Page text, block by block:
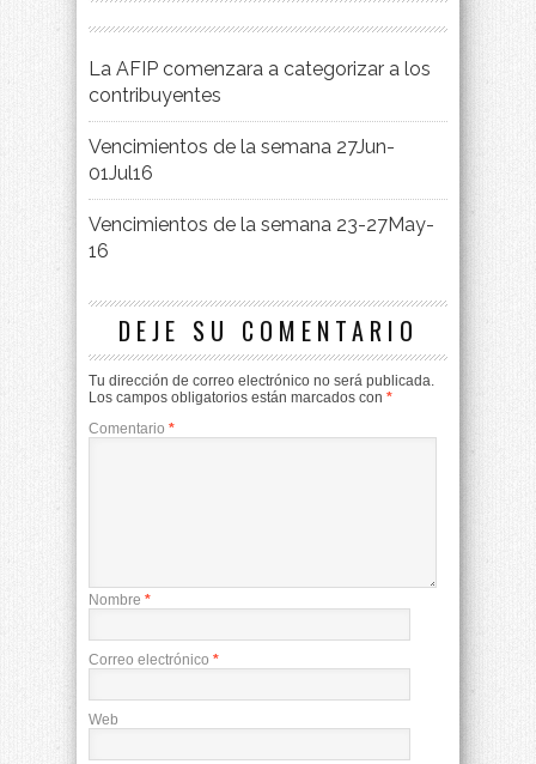
La AFIP comenzara a categorizar a los
contribuyentes
Vencimientos de la semana 27Jun-
01Jul16
Vencimientos de la semana 23-27May-
16
DEJE SU COMENTARIO
Tu dirección de correo electrónico no será publicada.
Los campos obligatorios están marcados con *
Comentario *
Nombre *
Correo electrónico *
Web